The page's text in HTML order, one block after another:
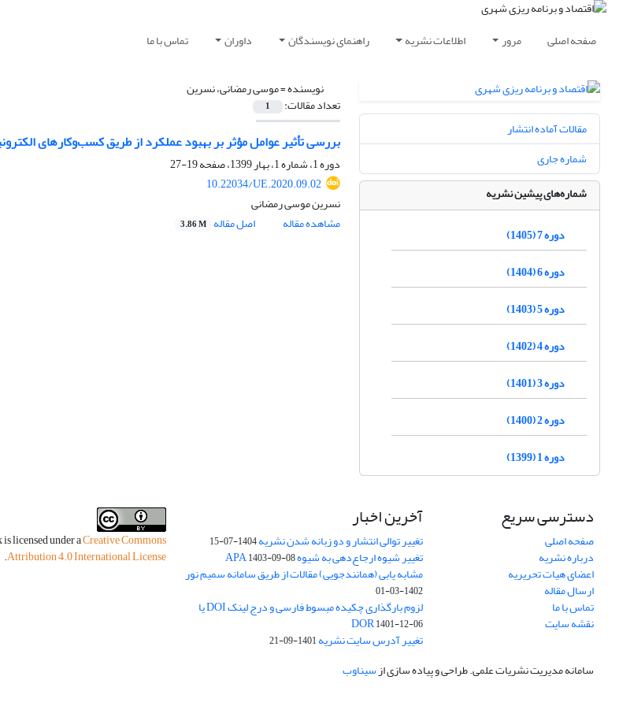
صفحه اصلی مرور اطلاعات نشریه راهنمای نویسندگان داوران تماس با ما
نویسنده =موسی رمضانی، نسرین
تعداد مقالات: 1
بررسی تأثیر عوامل مؤثر بر بهبود عملکرد از طریق کسب‌وکارهای
دوره 1، شماره 1، بهار 1399، صفحه
19-27
10.22034/UE.2020.09.02
نسرین موسی رمضانی
مشاهده مقاله
اصل مقاله 3.86 M
مقالات آماده انتشار
شماره جاری
شماره‌های پیشین نشریه
دوره 7 (1405)
دوره 6 (1404)
دوره 5 (1403)
دوره 4 (1402)
دوره 3 (1401)
دوره 2 (1400)
دوره 1 (1399)
دسترسی سریع
صفحه اصلی
درباره نشریه
اعضای هیات تحریریه
ارسال مقاله
تماس با ما
نقشه سایت
آخرین اخبار
تغییر توالی انتشار و دو زبانه شدن نشریه1404-07-15
تغییر شیوه ارجاع‌دهی به شیوه APA1403-09-08
مشابه یابی (همانندجویی) مقالات از طریق سامانه سمیم نور
1402-03-01
لزوم بارگذاری چکیده مبسوط فارسی و درج لینک DOI یا
DOR1401-12-06
تغییر آدرس سایت نشریه1401-09-21
licensed under aCreative Commons
Attribution 4.0 International License
.
سامانه مدیریت نشریات علمی.طراحی و پیاده سازی ازسیناوب